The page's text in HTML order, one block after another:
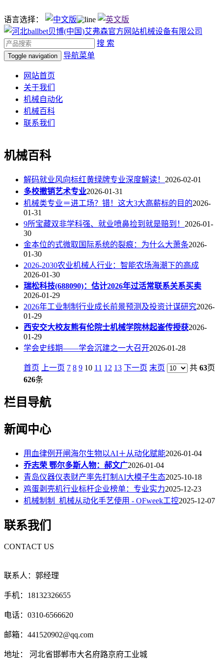
语言选择：
搜 索
Toggle navigation 导航菜单
网站首页
关于我们
机械自动化
机械百科
联系我们
机械百科
解码就业风向标红黄绿牌专业深度解读！ 2026-02-01
多校撤销艺术专业2026-01-31
机械类专业＝进工场？错！这大3大高薪标的目的2026-
01-31
9所宝藏双非学科强、就业喷鼻捡到就是赔到！ 2026-01-
30
金本位的式微取国际系统的裂痕：为什么大萧条2026-
01-30
2026-2030农业机械人行业：智能农场海潮下的高成
2026-01-30
瑞松科技(688090)：估计2026年过活常联系关系买卖
2026-01-29
2026年工业制制行业成长前景预测及投资计谋研究2026-
01-29
西安交大校友熊有伦院士机械学院林起崟传授获2026-
01-29
学会史线期——学会沉建之一大召开2026-01-28
首页 上一页 7 8 9 10 11 12 13 下一页 末页 共 63页
626条
栏目导航
新闻中心
用血律例开闸海尔生物以AI＋从动化赋能2026-01-04
乔志荣 鄂尔多斯人物：郝文广2026-01-04
青岛仪器仪表财产率先打制AI大模子生态2025-10-18
鸡蛋剥壳机行业标杆企业榜单：专业实力2025-12-23
机械制制_机械从动化手艺使用 - OFweek工控2025-12-07
联系我们
CONTACT US
联系人：郭经理
手机：18132326655
电话：0310-6566620
邮箱：441520902@qq.com
地址： 河北省邯郸市大名府路京府工业城